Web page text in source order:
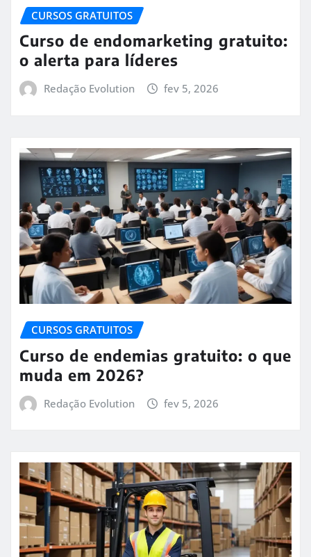
CURSOS GRATUITOS
Curso de endomarketing gratuito:
o alerta para líderes
Redação Evolution fev 5, 2026
CURSOS GRATUITOS
Curso de endemias gratuito: o que
muda em 2026?
Redação Evolution fev 5, 2026